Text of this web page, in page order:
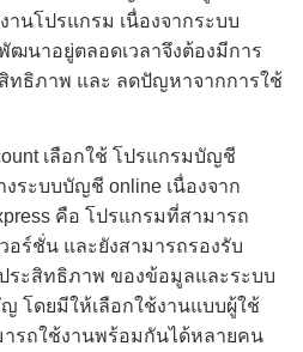
นโปรแกรม เนื่องจากระบบ
นาอยู่ตลอดเวลาจึงต้องมีการ
ทธิภาพ และ ลดปัญหาจากการใช้
เลือกใช้โปรแกรมบัญชี
งระบบบัญชี online เนื่องจาก
คือ โปรแกรมที่สามารถ
อร์ชั่น และยังสามารถรองรับ
ระสิทธิภาพ ของข้อมูลและระบบ
โดยมีให้เลือกใช้งานแบบผู้ใช้
รถใช้งานพร้อมกันได้หลายคน